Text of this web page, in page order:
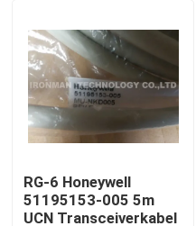
Prüfer Honeywells HC900
Modul Honeywells FSC
Honeywell-Batterie-Satz
RG-6 Honeywell
51195153-005 5m
UCN Transceiverkabel